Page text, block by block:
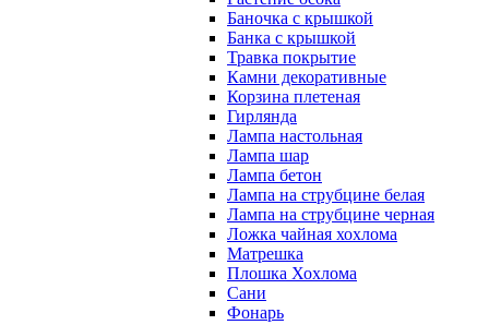
Баночка с крышкой
Банка с крышкой
Травка покрытие
Камни декоративные
Корзина плетеная
Гирлянда
Лампа настольная
Лампа шар
Лампа бетон
Лампа на струбцине белая
Лампа на струбцине черная
Ложка чайная хохлома
Матрешка
Плошка Хохлома
Сани
Фонарь